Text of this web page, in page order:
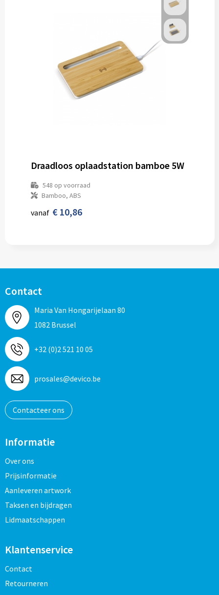
Draadloos oplaadstation bamboe 5W
548 op voorraad
Bamboo, ABS
vanaf € 10,86
Contact
Maria Van Hongarijelaan 80
1082 Brussel
+32 (0)2 521 10 05
prosales@devico.be
Contacteer ons
Informatie
Over ons
Prijsinformatie
Aanleveren artwork
Taksen en bijdragen
Lidmaatschappen
Klantenservice
Contact
Retourneren